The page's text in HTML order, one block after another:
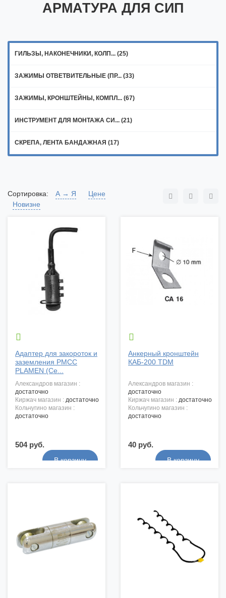
АРМАТУРА ДЛЯ СИП
ГИЛЬЗЫ, НАКОНЕЧНИКИ, КОЛП... (25)
ЗАЖИМЫ ОТВЕТВИТЕЛЬНЫЕ (ПР... (33)
ЗАЖИМЫ, КРОНШТЕЙНЫ, КОМПЛ... (67)
ИНСТРУМЕНТ ДЛЯ МОНТАЖА СИ... (21)
СКРЕПА, ЛЕНТА БАНДАЖНАЯ (17)
Сортировка: А → Я
Цене
Новизне

Адаптер для закороток и
заземления PMCC
PLAMEN (Се...
александров магазин :
достаточно
киржач магазин : достаточно
кольчугино магазин :
достаточно
504 руб.

Анкерный кронштейн
КАБ-200 TDM
александров магазин :
достаточно
киржач магазин : достаточно
кольчугино магазин :
достаточно
40 руб.